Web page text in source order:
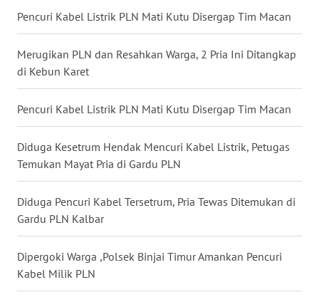
Pencuri Kabel Listrik PLN Mati Kutu Disergap Tim Macan
Merugikan PLN dan Resahkan Warga, 2 Pria Ini Ditangkap
di Kebun Karet
Pencuri Kabel Listrik PLN Mati Kutu Disergap Tim Macan
Diduga Kesetrum Hendak Mencuri Kabel Listrik, Petugas
Temukan Mayat Pria di Gardu PLN
Diduga Pencuri Kabel Tersetrum, Pria Tewas Ditemukan di
Gardu PLN Kalbar
Dipergoki Warga ,Polsek Binjai Timur Amankan Pencuri
Kabel Milik PLN
WN
WN
WN
KALSEL
WN
KALTIM